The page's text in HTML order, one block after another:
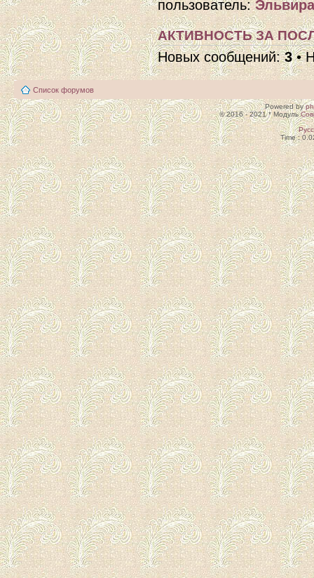
пользователь:
АКТИВНОСТЬ ЗА
Новых сообщений:3•
Список форумов
Powered by
© 2016 - 2021 * Модуль
Time :